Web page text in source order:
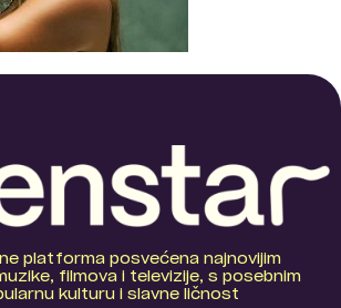
platforma posvećena najnovijim
filmova i televizije, s posebnim
kulturu i slavne ličnost